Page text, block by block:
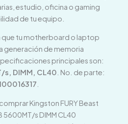
estudio, oficina o gaming
de tu equipo.
que tu motherboard o laptop
generación de memoria
principales son:
s, DIMM, CL40 . No. de parte:
Kingston FURY Beast
5600MT/s DIMM CL40